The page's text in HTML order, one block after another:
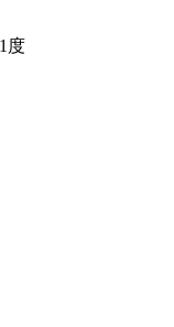
度